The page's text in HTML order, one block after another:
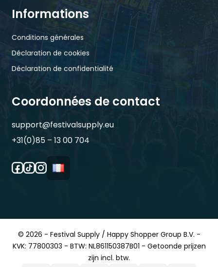
Informations
Conditions générales
Déclaration de cookies
Déclaration de confidentialité
Coordonnées de contact
support@festivalsupply.eu
+31(0)85 – 13 00 704
© 2026 - Festival Supply / Happy Shopper Group B.V. -
KVK: 77800303 - BTW: NL861150387B01 - Getoonde prijzen
zijn incl. btw.